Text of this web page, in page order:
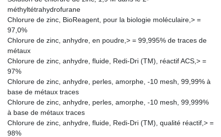
méthyltétrahydrofurane
Chlorure de zinc, BioReagent, pour la biologie moléculaire,> =
97,0%
Chlorure de zinc, anhydre, en poudre,> = 99,995% de traces de
métaux
Chlorure de zinc, anhydre, fluide, Redi-Dri (TM), réactif ACS,> =
97%
Chlorure de zinc, anhydre, perles, amorphe, -10 mesh, 99,99% à
base de métaux traces
Chlorure de zinc, anhydre, perles, amorphe, -10 mesh, 99,999%
à base de métaux traces
Chlorure de zinc, anhydre, fluide, Redi-Dri (TM), qualité réactif,> =
98%